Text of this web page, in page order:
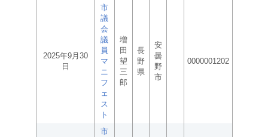
2025年9月30
日
市
議
会
議
員
マ
ニ
フ
ェ
ス
ト
増
田
望
三
郎
長
野
県
安
曇
野
市
0000001202
市